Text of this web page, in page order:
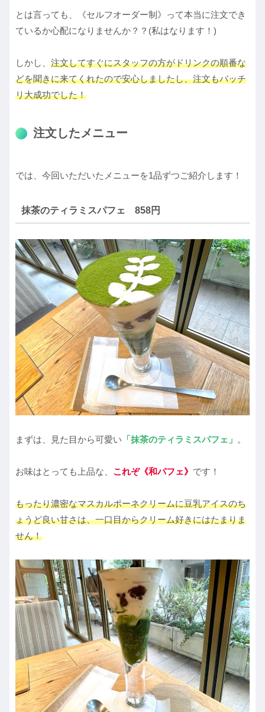
とは言っても、《セルフオーダー制》って本当に注文でき
ているか心配になりませんか？？(私はなります！)
しかし、 注文してすぐにスタッフの方がドリンクの順番な
どを聞きに来てくれたので安心しましたし、注文もバッチ
リ大成功でした！
注文したメニュー
では、今回いただいたメニューを1品ずつご紹介します！
抹茶のティラミスパフェ 858円
まずは、見た目から可愛い 「抹茶のティラミスパフェ」 。
お味はとっても上品な、 これぞ《和パフェ》 です！
もったり濃密なマスカルポーネクリームに豆乳アイスのち
ょうど良い甘さは、一口目からクリーム好きにはたまりま
せん！